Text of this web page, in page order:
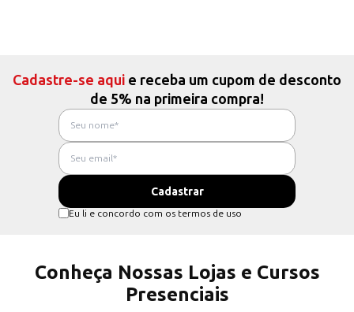
Cadastre-se aqui e receba um cupom de desconto
de 5% na primeira compra!
Eu li e concordo com os termos de uso
Conheça Nossas Lojas e Cursos
Presenciais